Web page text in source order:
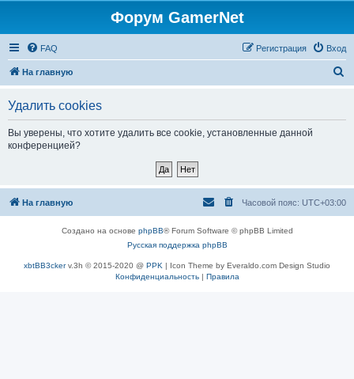
Форум GamerNet
FAQ Вход
Регистрация
На главную
Удалить cookies
Вы уверены, что хотите удалить все cookie, установленные данной
конференцией?
На главную Часовой пояс: UTC+03:00
Создано на основе phpBB® Forum Software © phpBB Limited
Русская поддержка phpBB
xbtBB3ckerv.3h © 2015-2020 @ PPK | Icon Theme by Everaldo.com Design Studio
Конфиденциальность| Правила